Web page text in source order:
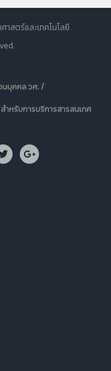
สตร์และเทคโนโลยี
นบุคคล วศ. /
ำหรับการบริการสารสนเทศ